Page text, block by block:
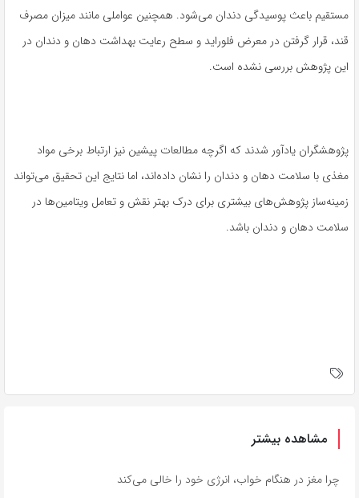
مستقیم باعث پوسیدگی دندان می‌شود. همچنین عواملی مانند میزان مصرف
قند، قرار گرفتن در معرض فلوراید و سطح رعایت بهداشت دهان و دندان در
این پژوهش بررسی نشده است.
پژوهشگران یادآور شدند که اگرچه مطالعات پیشین نیز ارتباط برخی مواد
مغذی با سلامت دهان و دندان را نشان داده‌اند، اما نتایج این تحقیق می‌تواند
زمینه‌ساز پژوهش‌های بیشتری برای درک بهتر نقش و تعامل ویتامین‌ها در
سلامت دهان و دندان باشد.
مشاهده بیشتر
چرا مغز در هنگام خواب، انرژی خود را خالی می‌کند